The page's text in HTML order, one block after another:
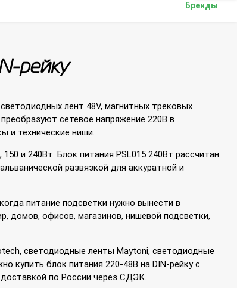
Бренды
рейку
лент 48V, магнитных трековых
сетевое напряжение 220В в
и технические ниши.
и 240Вт. Блок питания PSL015 240Вт рассчитан
развязкой для аккуратной и
питание подсветки нужно вынести в
домов, офисов, магазинов, нишевой подсветки,
, светодиодные ленты Maytoni, светодиодные
купить блок питания 220-48В на DIN-рейку с
по России через СДЭК.